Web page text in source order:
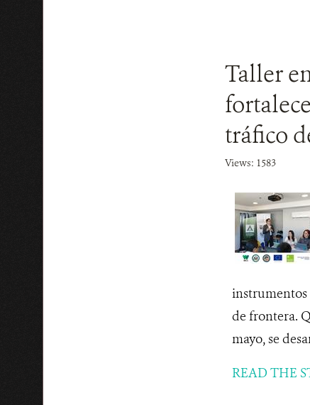
Taller
tráfico
Views: 1583
instrumentos
de frontera.
mayo, se
READ THE